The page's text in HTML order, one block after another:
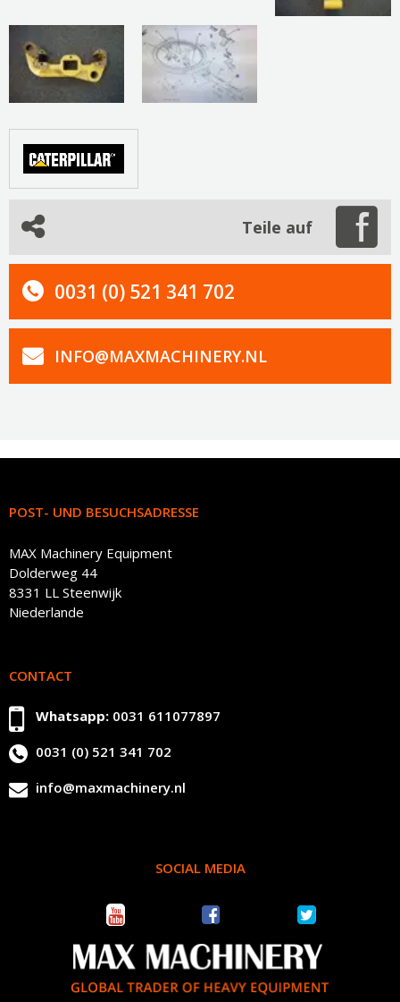
Teile auf
0031 (0) 521 341 702
INFO@MAXMACHINERY.NL
POST- UND BESUCHSADRESSE
MAX Machinery Equipment
Dolderweg 44
8331 LL Steenwijk
Niederlande
CONTACT
Whatsapp: 0031 611077897
0031 (0) 521 341 702
info@maxmachinery.nl
SOCIAL MEDIA